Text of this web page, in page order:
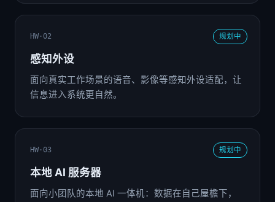
规划中
HW·02
感知外设
面向真实工作场景的语音、影像等感知外设适配，让
信息进入系统更自然。
规划中
HW·03
本地 AI 服务器
面向小团队的本地 AI 一体机：数据在自己屋檐下，